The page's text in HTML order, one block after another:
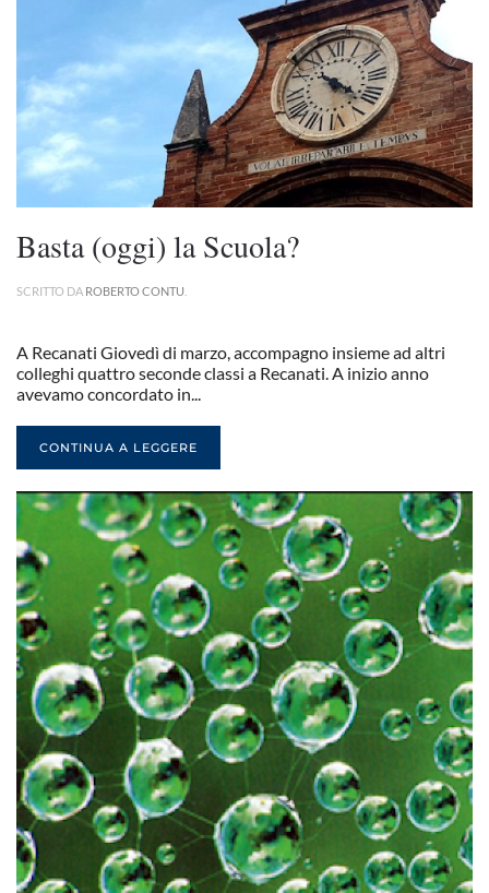
Basta (oggi) la Scuola?
SCRITTO DA ROBERTO CONTU
A Recanati Giovedì di marzo, accompagno insieme ad altri
colleghi quattro seconde classi a Recanati. A inizio anno
avevamo concordato in...
CONTINUA A LEGGERE